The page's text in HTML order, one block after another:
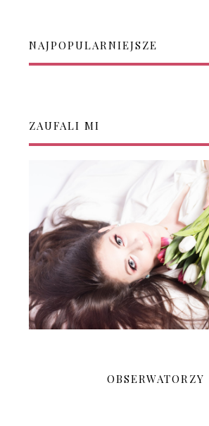
NAJPOPULARNIEJSZE
ZAUFALI MI
OBSERWATORZY